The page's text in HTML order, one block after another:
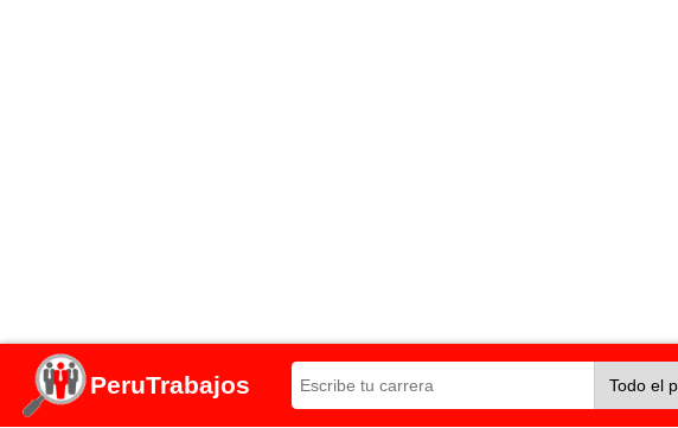
PeruTrabajos